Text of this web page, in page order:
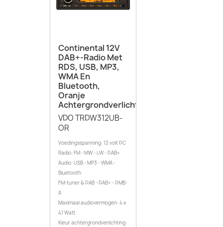
Continental 12V
DAB+-Radio Met
RDS, USB, MP3,
WMA En
Bluetooth,
Oranje
Achtergrondverlichting
VDO TRDW312UB-
OR
Voedingsspanning: 12 volt DC
Radio: FM - MW - LW - DAB+
Audio: USB - MP3 - WMA -
Bluetooth
FM-tuner & DAB - DAB+ - DMB-
A
Maximaal audiovermogen: 4 x
41 Watt
Kleur achtergrondverlichting: